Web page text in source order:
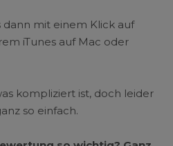
mit einem Klick auf
iTunes auf Mac oder
kompliziert ist, doch leider
so einfach.